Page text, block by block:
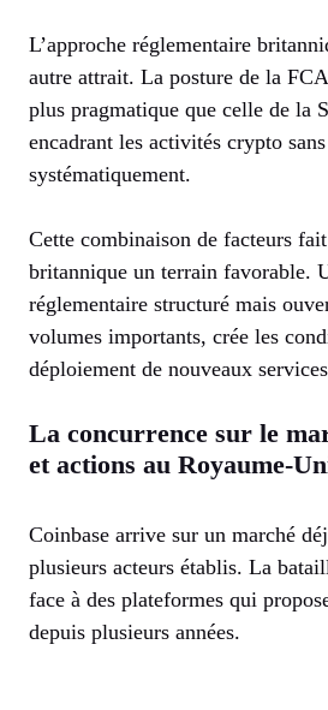
L’approche réglementaire
autre attrait. La posture de la
plus pragmatique que celle de la
encadrant les activités crypto
systématiquement.
Cette combinaison de facteurs
britannique un terrain favorable.
réglementaire structuré mais
volumes importants, crée les
déploiement de nouveaux
La concurrence sur le
et actions au Royaume-
Coinbase arrive sur un marché
plusieurs acteurs établis. La
face à des plateformes qui
depuis plusieurs années.